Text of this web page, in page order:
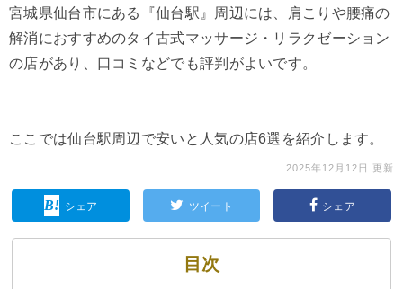
宮城県仙台市にある『仙台駅』周辺には、肩こりや腰痛の
解消におすすめのタイ古式マッサージ・リラクゼーション
の店があり、口コミなどでも評判がよいです。
ここでは仙台駅周辺で安いと人気の店6選を紹介します。
2025年12月12日 更新
シェア ツイート シェア
目次